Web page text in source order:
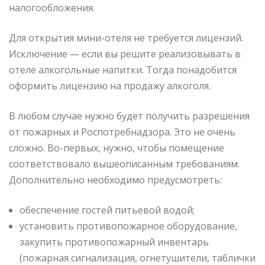
налогообложения.
Для открытия мини-отеля не требуется лицензий.
Исключение — если вы решите реализовывать в
отеле алкогольные напитки. Тогда понадобится
оформить лицензию на продажу алкоголя.
В любом случае нужно будет получить разрешения
от пожарных и Роспотребнадзора. Это не очень
сложно. Во-первых, нужно, чтобы помещение
соответствовало вышеописанным требованиям.
Дополнительно необходимо предусмотреть:
обеспечение гостей питьевой водой;
установить противопожарное оборудование,
закупить противопожарный инвентарь
(пожарная сигнализация, огнетушители, таблички